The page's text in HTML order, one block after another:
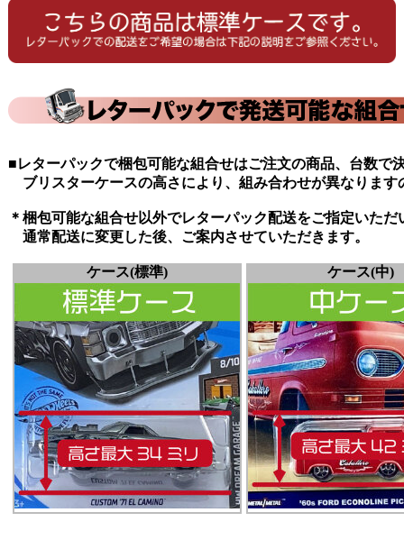
■レターパックで梱包可能な組合せはご注文の商品、台数で
ブリスターケースの高さにより、組み合わせが異なります
＊梱包可能な組合せ以外でレターパック配送をご指定いただ
通常配送に変更した後、ご案内させていただきます。
ケース(標準) ケース(中)